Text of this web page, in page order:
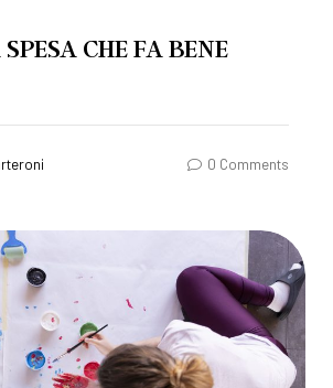
CHE FA BENE
0 Comments